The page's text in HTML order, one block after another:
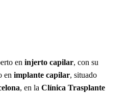
eninjerto capilar, con su
enimplante capilar, situado
, en laClínica Trasplante